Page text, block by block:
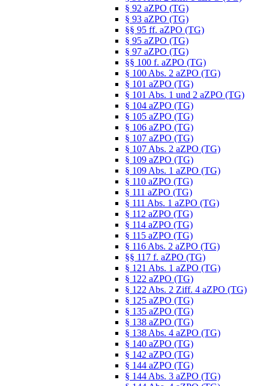
§ 92 aZPO (TG)
§ 93 aZPO (TG)
§§ 95 ff. aZPO (TG)
§ 95 aZPO (TG)
§ 97 aZPO (TG)
§§ 100 f. aZPO (TG)
§ 100 Abs. 2 aZPO (TG)
§ 101 aZPO (TG)
§ 101 Abs. 1 und 2 aZPO (TG)
§ 104 aZPO (TG)
§ 105 aZPO (TG)
§ 106 aZPO (TG)
§ 107 aZPO (TG)
§ 107 Abs. 2 aZPO (TG)
§ 109 aZPO (TG)
§ 109 Abs. 1 aZPO (TG)
§ 110 aZPO (TG)
§ 111 aZPO (TG)
§ 111 Abs. 1 aZPO (TG)
§ 112 aZPO (TG)
§ 114 aZPO (TG)
§ 115 aZPO (TG)
§ 116 Abs. 2 aZPO (TG)
§§ 117 f. aZPO (TG)
§ 121 Abs. 1 aZPO (TG)
§ 122 aZPO (TG)
§ 122 Abs. 2 Ziff. 4 aZPO (TG)
§ 125 aZPO (TG)
§ 135 aZPO (TG)
§ 138 aZPO (TG)
§ 138 Abs. 4 aZPO (TG)
§ 140 aZPO (TG)
§ 142 aZPO (TG)
§ 144 aZPO (TG)
§ 144 Abs. 3 aZPO (TG)